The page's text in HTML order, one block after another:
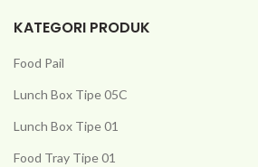
KATEGORI PRODUK
Food Pail
Lunch Box Tipe 05C
Lunch Box Tipe 01
Food Tray Tipe 01